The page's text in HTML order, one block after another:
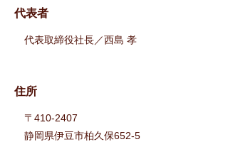
代表者
代表取締役社長／西島 孝
住所
〒410-2407
静岡県伊豆市柏久保652-5